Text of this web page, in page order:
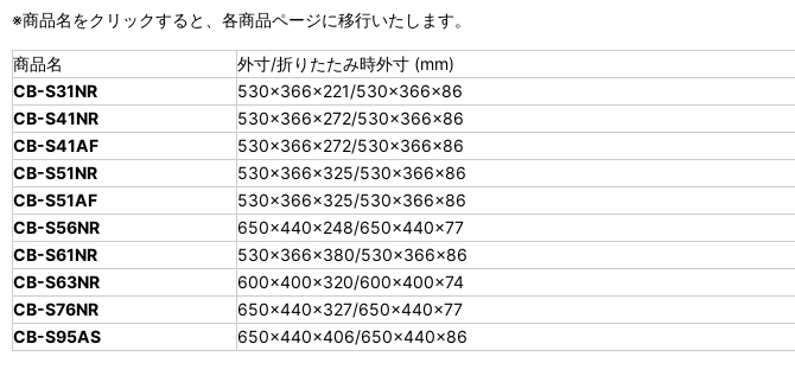
※商品名をクリックすると、各商品ページに移行いたします。
商品名 外寸/折りたたみ時外寸 (mm)
CB-S31NR
530×366×221/530×366×86
CB-S41NR
530×366×272/530×366×86
CB-S41AF
530×366×272/530×366×86
CB-S51NR
530×366×325/530×366×86
CB-S51AF
530×366×325/530×366×86
CB-S56NR
650×440×248/650×440×77
CB-S61NR
530×366×380/530×366×86
CB-S63NR
600×400×320/600×400×74
CB-S76NR
650×440×327/650×440×77
CB-S95AS
650×440×406/650×440×86